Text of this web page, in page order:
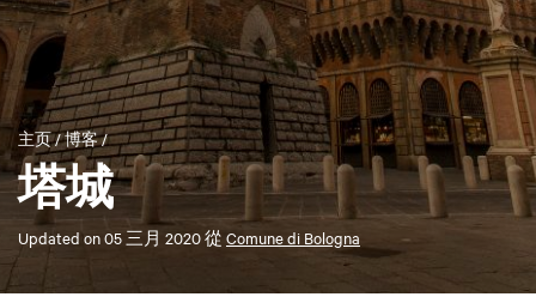
主页/博客/
塔城
Updated on05 三月 2020從 Comune di Bologna